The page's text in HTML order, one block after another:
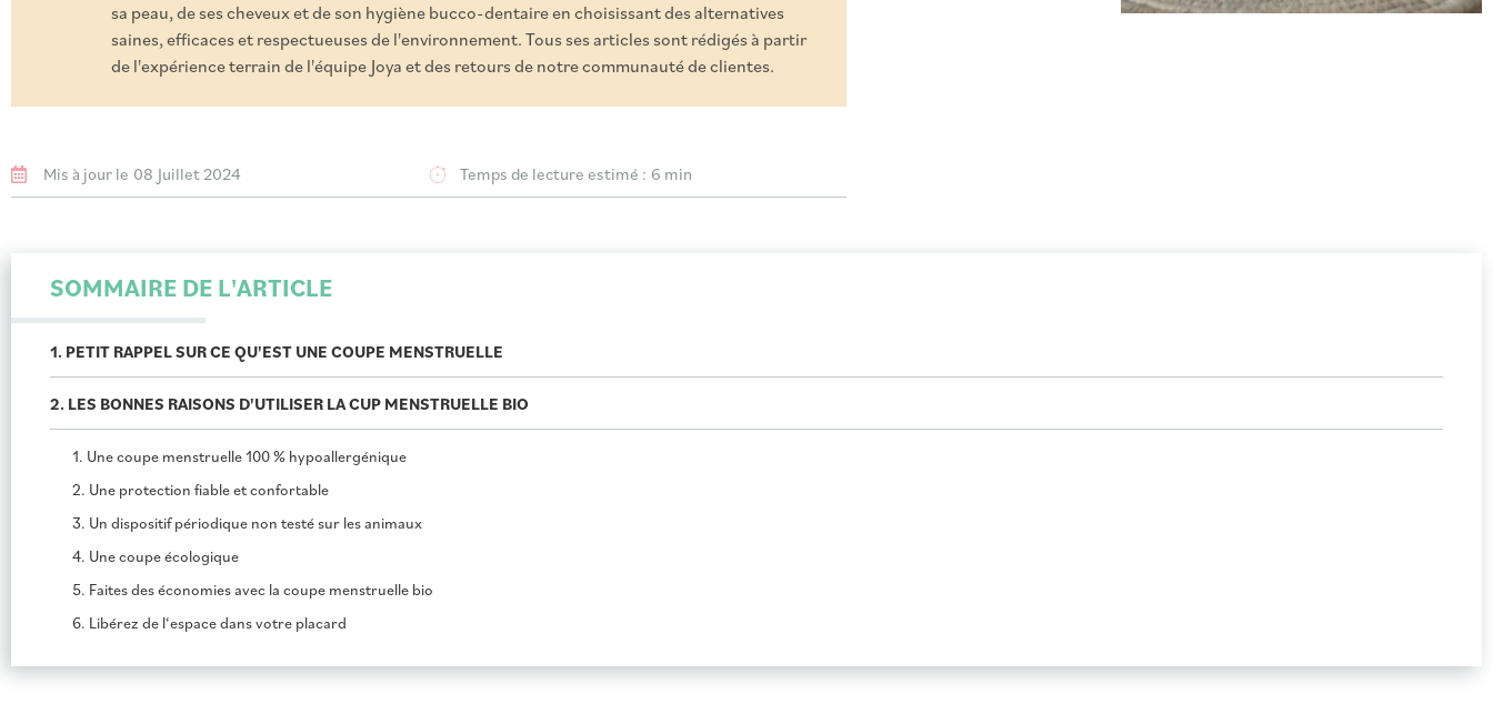
sa peau, de ses cheveux et de son hygiène bucco-dentaire en choisissant des alternatives
saines, efficaces et respectueuses de l'environnement. Tous ses articles sont rédigés à partir
de l'expérience terrain de l'équipe Joya et des retours de notre communauté de clientes.
Mis à jour le 08 Juillet 2024 Temps de lecture estimé : 6 min
SOMMAIRE DE L'ARTICLE
1. PETIT RAPPEL SUR CE QU'EST UNE COUPE MENSTRUELLE
2. LES BONNES RAISONS D'UTILISER LA CUP MENSTRUELLE BIO
1. Une coupe menstruelle 100 % hypoallergénique
2. Une protection fiable et confortable
3. Un dispositif périodique non testé sur les animaux
4. Une coupe écologique
5. Faites des économies avec la coupe menstruelle bio
6. Libérez de l‘espace dans votre placard